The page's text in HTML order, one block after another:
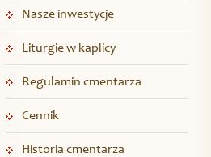
Nasze inwestycje
Liturgie w kaplicy
Regulamin cmentarza
Cennik
Historia cmentarza